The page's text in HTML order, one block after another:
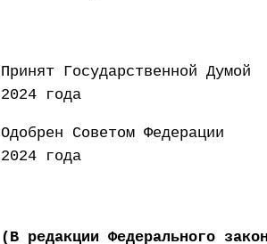
Принят
2024 года
Одобрен
2024 года
(В редакции Федерального